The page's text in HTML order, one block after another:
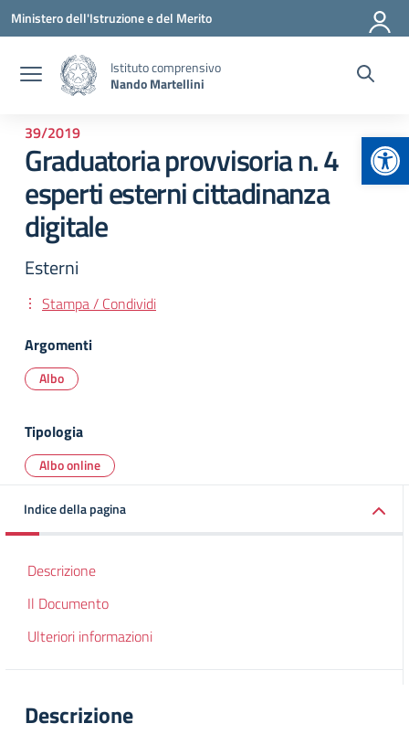
Vai ai contenuti
Vai al menu di navigazione
Vai al footer
Ministero dell'Istruzione e del Merito
Istituto comprensivo
Nando Martellini
39/2019
Graduatoria provvisoria n. 4
esperti esterni cittadinanza
digitale
Esterni
Stampa / Condividi
Argomenti
Albo
Tipologia
Albo online
Indice della pagina
Descrizione
Il Documento
Ulteriori informazioni
Descrizione